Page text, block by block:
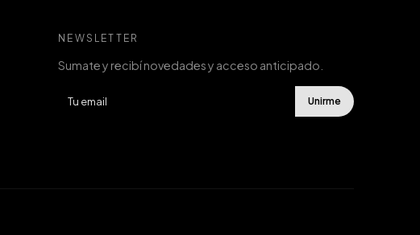
NEWSLETTER
Sumate y recibí novedades y acceso anticipado.
Unirme